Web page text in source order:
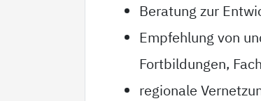
Beratung zur
Empfehlung von
Fortbildungen,
regionale